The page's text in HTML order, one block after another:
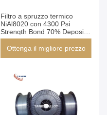
Filtro a spruzzo termico
NiAl8020 con 4300 Psi
Strength Bond 70% Deposit
Efficiency e finitura
superficiale liscia
Ottenga il migliore prezzo